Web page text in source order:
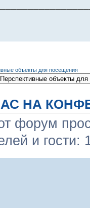
объекты для посещения
НА
форум
и гости: